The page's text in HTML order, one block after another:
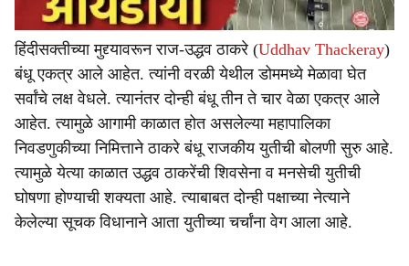
हिंदीसक्तीच्या मुद्द्यावरून राज-उद्धव ठाकरे (Uddhav Thackeray)
बंधू एकत्र आले आहेत. त्यांनी वरळी येथील डोममध्ये मेळावा घेत
सर्वांचे लक्ष वेधले. त्यानंतर दोन्ही बंधू तीन ते चार वेळा एकत्र आले
आहेत. त्यामुळे आगामी काळात होत असलेल्या महापालिका
निवडणुकीच्या निमित्ताने ठाकरे बंधू राजकीय युतीची बोलणी सुरु आहे.
त्यामुळे येत्या काळात उद्धव ठाकरेंची शिवसेना व मनसेची युतीची
घोषणा होण्याची शक्यता आहे. त्याबाबत दोन्ही पक्षाच्या नेत्याने
केलेल्या सूचक विधानाने आता युतीच्या चर्चांना वेग आला आहे.